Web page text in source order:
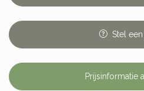
Stel een
Prijsinformatie